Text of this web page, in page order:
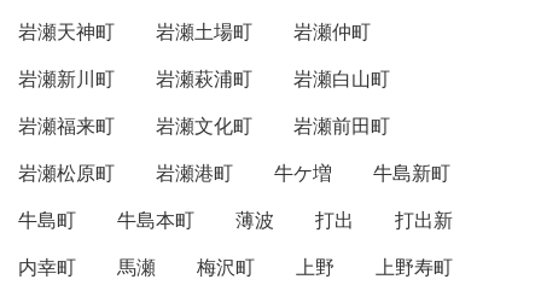
岩瀬天神町
岩瀬土場町
岩瀬仲町
岩瀬新川町
岩瀬萩浦町
岩瀬白山町
岩瀬福来町
岩瀬文化町
岩瀬前田町
岩瀬松原町
岩瀬港町 牛ケ増
牛島新町
牛島町
牛島本町 薄波 打出
打出新
内幸町
馬瀬 梅沢町 上野
上野寿町